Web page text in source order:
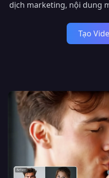
dịch marketing, nội dung
Tạo